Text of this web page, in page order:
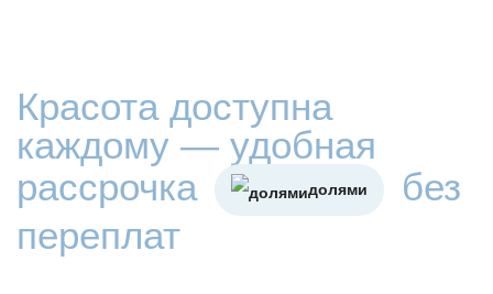
Красота доступна
каждому — удобная
рассрочка
долями
без
переплат